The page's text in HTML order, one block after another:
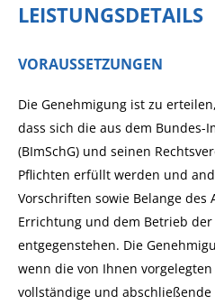
LEISTUNGSDETAILS
VORAUSSETZUNGEN
Die Genehmigung ist zu
dass sich die aus dem Bundes-
(BImSchG) und seinen
Pflichten erfüllt werden und
Vorschriften sowie Belange des
Errichtung und dem Betrieb
entgegenstehen. Die
wenn die von Ihnen
vollständige und